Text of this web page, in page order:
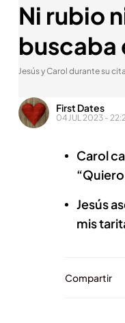
Ni rubio
buscaba
Jesús y Carol durante su
First Dates
04 JUL 2023 -
Carol
Jesús
mis
Compartir